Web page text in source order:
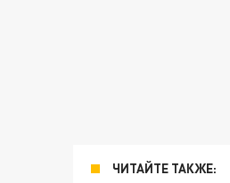
ЧИТАЙТЕ ТАКЖЕ: